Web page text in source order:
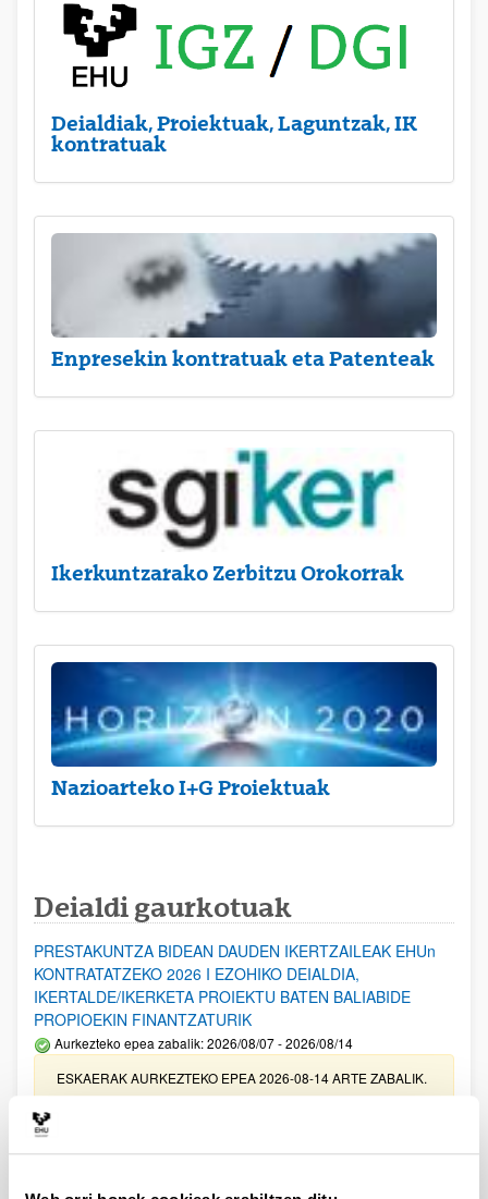
Deialdiak, Proiektuak, Laguntzak, IK
kontratuak
Enpresekin kontratuak eta Patenteak
Ikerkuntzarako Zerbitzu Orokorrak
Nazioarteko I+G Proiektuak
Deialdi gaurkotuak
PRESTAKUNTZA BIDEAN DAUDEN IKERTZAILEAK EHUn
KONTRATATZEKO 2026 I EZOHIKO DEIALDIA,
IKERTALDE/IKERKETA PROIEKTU BATEN BALIABIDE
PROPIOEKIN FINANTZATURIK
Aurkezteko epea zabalik: 2026/08/07 - 2026/08/14
ESKAERAK AURKEZTEKO EPEA 2026-08-14 ARTE ZABALIK.
UPV/EHUn Azpiegitura Zientifikoa eta Funts Bibliografikoak
erosi eta berritzeko laguntzak 2026